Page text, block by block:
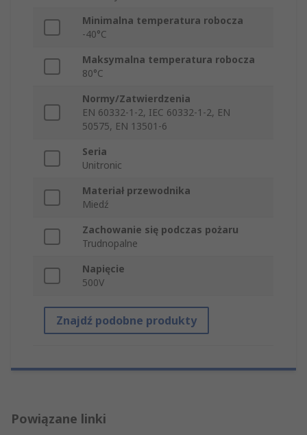
Minimalna temperatura robocza
-40°C
Maksymalna temperatura robocza
80°C
Normy/Zatwierdzenia
EN 60332-1-2, IEC 60332-1-2, EN
50575, EN 13501-6
Seria
Unitronic
Materiał przewodnika
Miedź
Zachowanie się podczas pożaru
Trudnopalne
Napięcie
500V
Znajdź podobne produkty
Powiązane linki